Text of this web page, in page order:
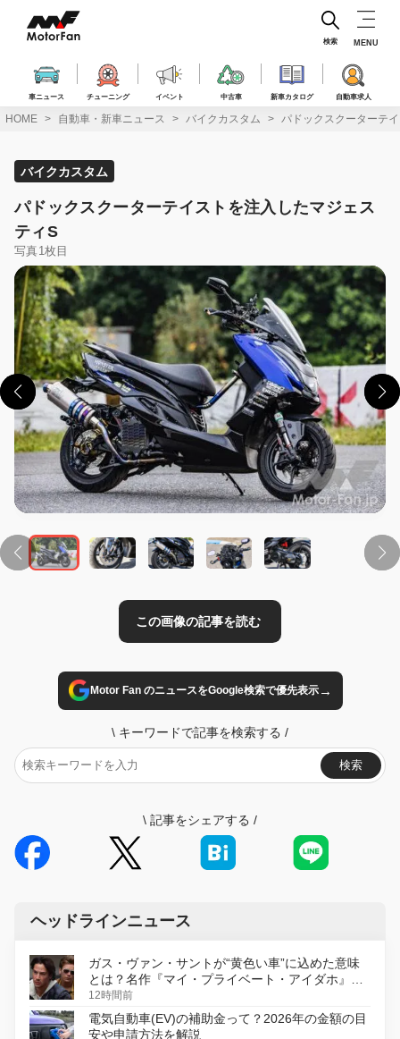
ス
車ニュース チューニング イベント 中古車 新車カタログ 自動車求人
検索 MENU
HOME 自動車・新車ニュース バイクカスタム パドックスクーターテ
バイクカスタム
パドックスクーターテイストを注入したマジェス
ティS
写真1枚目
Motor Fan のニュースをGoogle検索で優先表示→
\ キーワードで記事を検索する /
検索
\ 記事をシェアする /
ヘッドラインニュース
ガス・ヴァン・サントが“黄色い車”に込めた意味
とは？名作『マイ・プライベート・アイダホ』が
初のデジタルリマスター版で復活
12時間前
電気自動車(EV)の補助金って？2026年の金額の目
安や申請方法を解説